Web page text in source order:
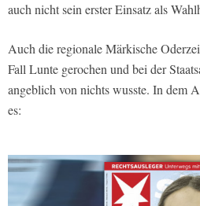
auch nicht sein erster Einsatz als
Auch die regionale Märkische
Fall Lunte gerochen und bei der
angeblich von nichts wusste. In dem
es: